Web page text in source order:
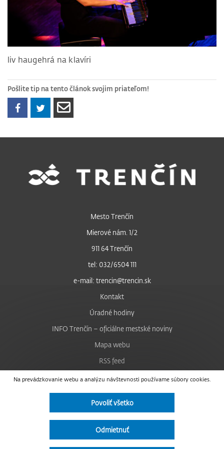
liv haugehrá na klavíri
Pošlite tip na tento článok svojim priateľom!
Na prevádzkovanie webu a analýzu návštevnosti používame súbory cookies.
Povoliť všetko
Odmietnuť
Mesto Trenčín
Mierové nám. 1/2
911 64 Trenčín
tel: 032/6504 111
e-mail: trencin@trencin.sk
Kontakt
Úradné hodiny
INFO Trenčín – oficiálne mestské noviny
Mapa webu
RSS feed
Nastavenie cookies
Facebook
Instagram
Vyhlásenie o prístupnosti